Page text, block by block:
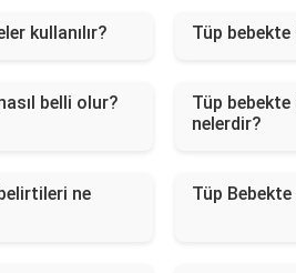
kullanılır? Tüp bebekte
belli olur?
Tüp
nelerdir?
ne
Tüp